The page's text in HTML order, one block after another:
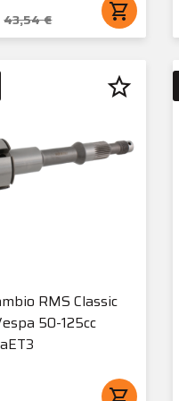
43,54 € shopping_cart
RMS Classic
50-125cc
star_border